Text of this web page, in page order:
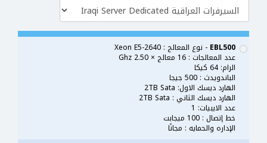
EBL500 - نوع المعالج : Xeon E5-2640
عدد المعالجات : 16 معالج × 2.50 Ghz
الرام: 64 كيكا
الباندويدث : 500 جيجا
الهارد ديسك الاول: 2TB Sata
الهارد ديسك الثاني : 2TB Sata
عدد الايبيات: 1
خط إتصال : 100 ميجابت
الإداره والحمايه : مجانًا